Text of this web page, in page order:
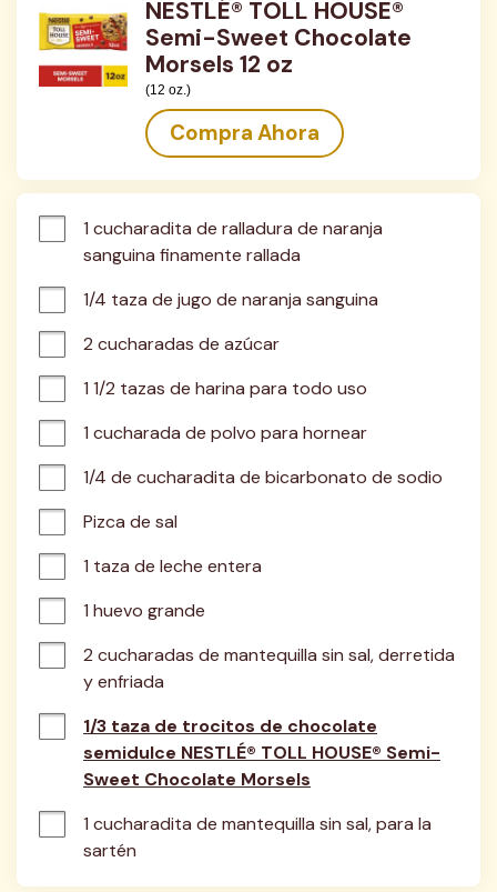
NESTLÉ® TOLL HOUSE®
Semi-Sweet Chocolate
Morsels 12 oz
(12 oz.)
Compra Ahora
1 cucharadita de ralladura de naranja
sanguina finamente rallada
1/4 taza de jugo de naranja sanguina
2 cucharadas de azúcar
1 1/2 tazas de harina para todo uso
1 cucharada de polvo para hornear
1/4 de cucharadita de bicarbonato de sodio
Pizca de sal
1 taza de leche entera
1 huevo grande
2 cucharadas de mantequilla sin sal, derretida
y enfriada
1/3 taza de trocitos de chocolate
semidulce NESTLÉ® TOLL HOUSE® Semi-
Sweet Chocolate Morsels
1 cucharadita de mantequilla sin sal, para la
sartén